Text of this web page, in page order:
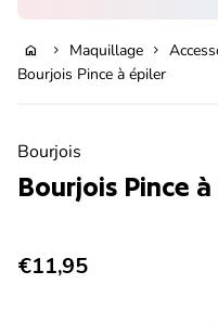
home chevron_right Maquillage chevron_right
Bourjois Pince à épiler
Bourjois
Bourjois Pince
Prix normal
€11,95